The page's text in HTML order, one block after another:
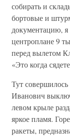
собирать и
бортовые и
документацию, я
центроплане 9
перед вылетом
«Это когда
Тут
Иванович
левом крыле
яркое пламя.
ракеты,